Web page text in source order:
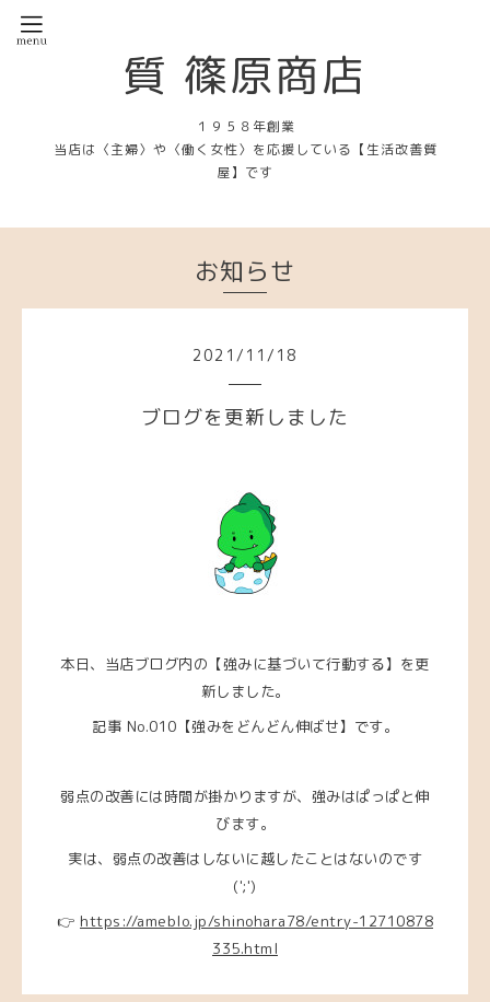
質 篠原商店
１９５８年創業
当店は〈主婦〉や〈働く女性〉を応援している【生活改善質
屋】です
お知らせ
2021 / 11 / 18
ブログを更新しました
本日、当店ブログ内の【強みに基づいて行動する】を更
新しました。
記事 No.010【強みをどんどん伸ばせ】 です。
弱点の改善には時間が掛かりますが、強みはぱっぱと伸
びます。
実は、弱点の改善はしないに越したことはないのです
(';')
👉 https://ameblo.jp/shinohara78/entry-12710878
335.html